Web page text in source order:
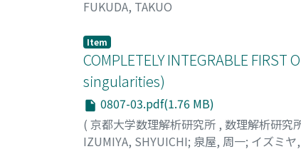
FUKUDA, TAKUO
Item
COMPLETELY INTEGRABLE
singularities)
0807-03.pdf(1.76 MB)
( 京都大学数理解析研究所 , 数理解析研究
IZUMIYA, SHYUICHI; 泉屋, 周一; イズミヤ